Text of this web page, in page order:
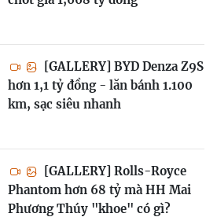
[GALLERY] BYD Denza Z9S
hơn 1,1 tỷ đồng - lăn bánh 1.100
km, sạc siêu nhanh
[GALLERY] Rolls-Royce
Phantom hơn 68 tỷ mà HH Mai
Phương Thúy "khoe" có gì?